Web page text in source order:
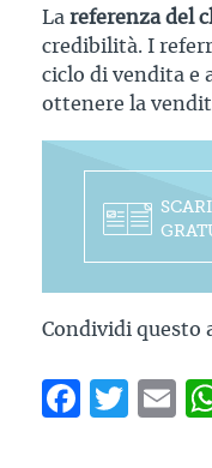
La referenza del
credibilità. I
ciclo di vendita e
ottenere la
Condividi questo